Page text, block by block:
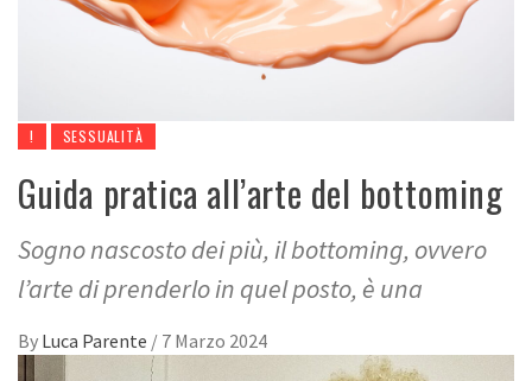
! SESSUALITÀ
Guida pratica all’arte del bottoming
Sogno nascosto dei più, il bottoming, ovvero
l’arte di prenderlo in quel posto, è una
By Luca Parente / 7 Marzo 2024